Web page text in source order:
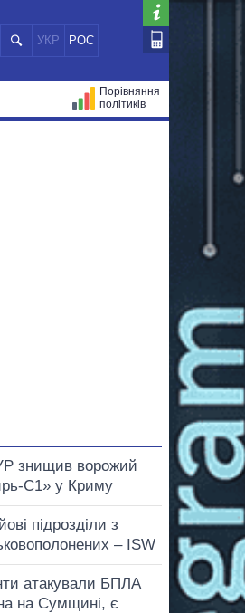
УКР РОС
Порівняння
політиків
знищив ворожий
С1» у Криму
підрозділи з
– ISW
атакували БПЛА
на Сумщині, є